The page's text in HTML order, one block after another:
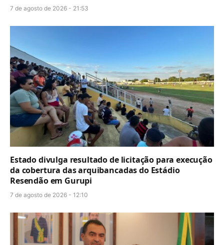
7 de agosto de 2026 - 21:53
Estado divulga resultado de licitação para execução
da cobertura das arquibancadas do Estádio
Resendão em Gurupi
7 de agosto de 2026 - 12:10